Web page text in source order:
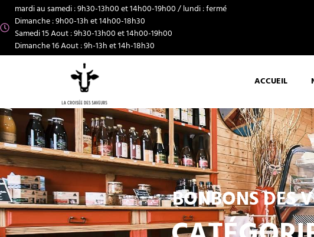
mardi au samedi : 9h30-13h00 et 14h00-19h00 / lundi : fermé
Dimanche : 9h00-13h et 14h00-18h30
Samedi 15 Aout : 9h30-13h00 et 14h00-19h00
Dimanche 16 Aout : 9h-13h et 14h-18h30
ACCUEIL
BONBONS DES